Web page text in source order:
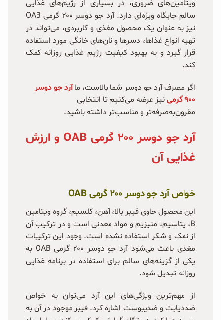
ویتامین‌های ضروری، در بسیاری از رژیم‌های غذایی
سالم جایگاه ویژه‌ای دارد. آرد جو دوسر ۲۰۰ گرمی OAB
نیز به عنوان یک محصول مغذی و کاربردی، می‌تواند در
تهیه انواع غذاها، دسرها و نان‌های خانگی مورد استفاده
قرار گیرد و به بهبود کیفیت رژیم غذایی روزانه کمک
کند.
اگر مصرف آرد جو دوسر شما بالاست، ماآرد جو دوسر
۹۰۰ گرمی
نیز عرضه می‌کنیم تا انتخابی
مقرون‌به‌صرفه‌تر و مناسب‌تر داشته باشید.
آرد جو دوسر ۲۰۰ گرمی OAB و ارزش
غذایی آن
خواص آرد جو دوسر ۲۰۰ گرمی OAB
این محصول حاوی فیبر بالا، آهن، کلسیم، گروه ویتامین
B، پتاسیم، منیزیم و مواد معدنی است و در ترکیب آن
از نمک و شکر استفاده نشده است. وجود این ترکیبات
مغذی باعث می‌شود آرد جو دوسر ۲۰۰ گرمی OAB به
یکی از گزینه‌های سالم برای استفاده در برنامه غذایی
روزانه تبدیل شود.
از مهم‌ترین ویژگی‌های این آرد می‌توان به خواص
ضد‌دیابت و ضد‌یبوست اشاره کرد. فیبر موجود در آن به